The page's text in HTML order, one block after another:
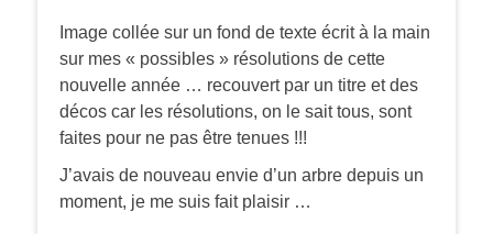
Image collée sur un fond de texte écrit à la main
sur mes « possibles » résolutions de cette
nouvelle année … recouvert par un titre et des
décos car les résolutions, on le sait tous, sont
faites pour ne pas être tenues !!!
J’avais de nouveau envie d’un arbre depuis un
moment, je me suis fait plaisir …